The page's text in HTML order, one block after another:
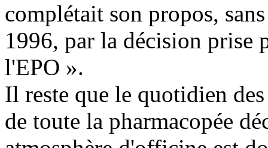
complétait son propos,
1996, par la décision prise
l'EPO ».
Il reste que le quotidien
de toute la pharmacopée